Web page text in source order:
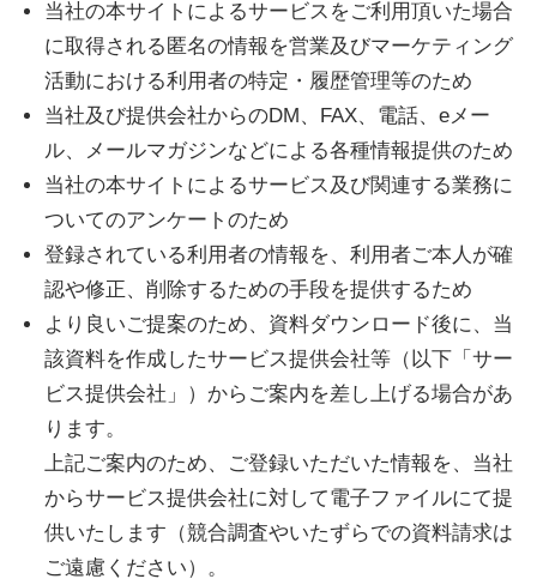
し
た
新
し
取
り
組
み
に
つ
ご
紹
当社の本サイトによるサービスをご利用頂いた場合
に取得される匿名の情報を営業及びマーケティング
活動における利用者の特定・履歴管理等のため
当社及び提供会社からのDM、FAX、電話、eメー
ル、メールマガジンなどによる各種情報提供のため
当社の本サイトによるサービス及び関連する業務に
ついてのアンケートのため
登録されている利用者の情報を、利用者ご本人が確
認や修正、削除するための手段を提供するため
より良いご提案のため、資料ダウンロード後に、当
該資料を作成したサービス提供会社等（以下「サー
ビス提供会社」）からご案内を差し上げる場合があ
ります。
上記ご案内のため、ご登録いただいた情報を、当社
からサービス提供会社に対して電子ファイルにて提
供いたします（競合調査やいたずらでの資料請求は
ご遠慮ください）。